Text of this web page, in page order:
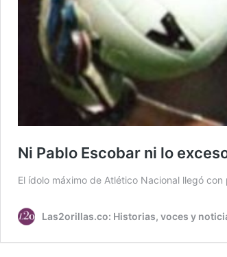
Ni Pablo Escobar ni lo
El ídolo máximo de Atlético Nacional llegó
Las2orillas.co: Historias, voces y